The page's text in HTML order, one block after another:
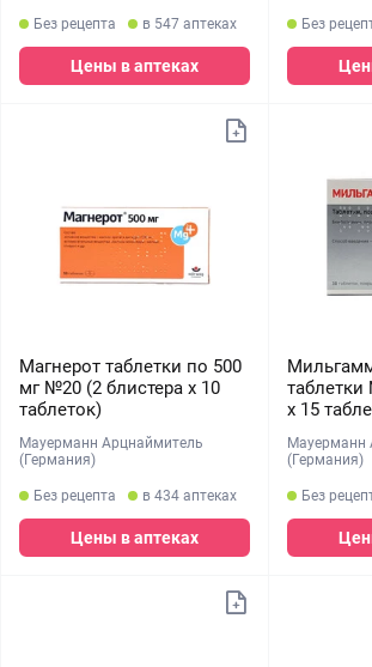
Без рецепта в 547 аптеках
Цены в аптеках
Без
Магнерот таблетки по 500
мг №20 (2 блистера х 10
таблеток)
Мауерманн Арцнаймитель
(Германия)
Без рецепта в 434 аптеках
Цены в аптеках
таблетки
х 15
Мауерманн
(Германия)
Без